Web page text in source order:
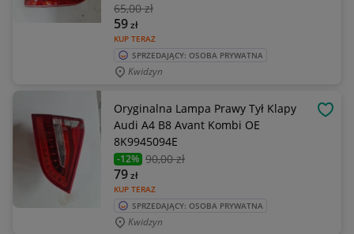
65,00 zł
KUP TERAZ
59zł
SPRZEDAJĄCY: OSOBA PRYWATNA
Kwidzyn
Oryginalna Lampa Prawy Tył Klapy
Audi A4 B8 Avant Kombi OE
8K9945094E
-12% 90,00 zł
KUP TERAZ
79zł
SPRZEDAJĄCY: OSOBA PRYWATNA
Kwidzyn